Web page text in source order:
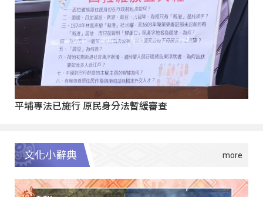
平埔專法已施行 原民身分法暫緩審查
文化小辭典